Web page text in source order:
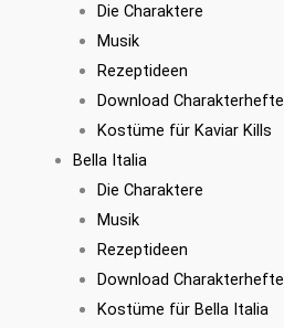
Die Charaktere
Musik
Rezeptideen
Download Charakterhefte
Kostüme für Kaviar Kills
Bella Italia
Die Charaktere
Musik
Rezeptideen
Download Charakterhefte
Kostüme für Bella Italia